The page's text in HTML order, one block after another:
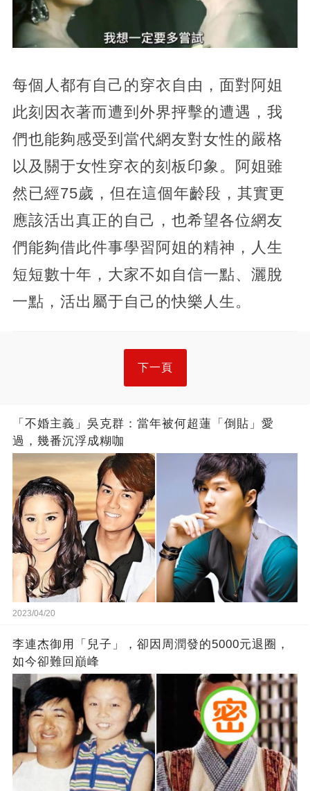
每個人都有自己的穿衣自由，面對阿姐
此刻因衣著而遭到外界抨擊的遭遇，我
們也能夠感受到當代網友對女性的嚴格
以及關于女性穿衣的刻板印象。阿姐雖
然已經75歲，但在這個年齡段，其實更
應該活出真正的自己，也希望各位網友
們能夠借此件事學習阿姐的精神，人生
短短數十年，大家不如自信一點、灑脫
一點，活出屬于自己的快樂人生。
下一頁
「不婚主義」吳克群：當年被何超蓮「倒貼」愛
過，幾番沉浮成糊咖
2023/04/20
李連杰御用「兒子」，卻因周潤發的5000元退圈，
如今卻難回巔峰